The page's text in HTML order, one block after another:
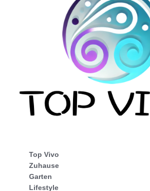
Top Vivo
Zuhause
Garten
Lifestyle